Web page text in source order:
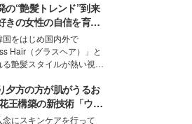
クリエイティブディレク
野しのぶ。一人ひとりの
寄り添い、魅力を引き出す
りは、多くの女性たちに勇
信を与え続けている。
の“艶髪トレンド”到来
きの女性の自信を育む
ケア事情」って？
国をはじめ国内外で
Hair（グラスヘア）」と
る艶髪スタイルが熱い視線
完成度を高めるベースと
髪そのものの美しさ”に改
目する人が増えている様
夕方の方が肌がうるお
王構築の新技術「ウォ
キャプチャリングスキ
念にスキンケアを行って